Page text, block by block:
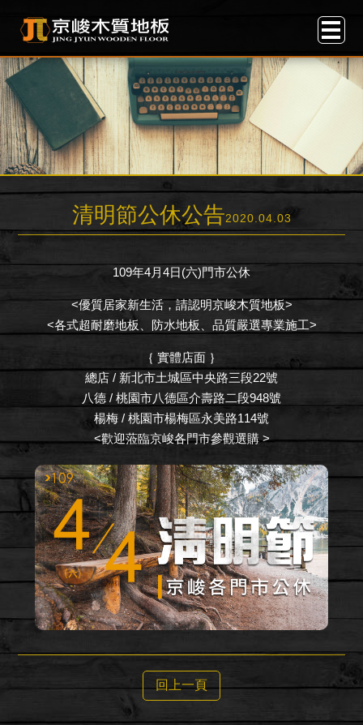
清明節公休公告2020.04.03
109年4月4日(六)門市公休
<優質居家新生活，請認明京峻木質地板>
<各式超耐磨地板、防水地板、品質嚴選專業施工>
｛ 實體店面 ｝
總店 / 新北市土城區中央路三段22號
八德 / 桃園市八德區介壽路二段948號
楊梅 / 桃園市楊梅區永美路114號
<歡迎蒞臨京峻各門市參觀選購 >
回上一頁